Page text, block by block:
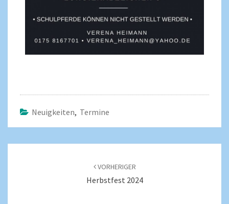
Neuigkeiten, Termine
VORHERIGER
Herbstfest 2024